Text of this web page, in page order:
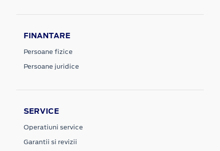
FINANTARE
Persoane fizice
Persoane juridice
SERVICE
Operatiuni service
Garantii si revizii